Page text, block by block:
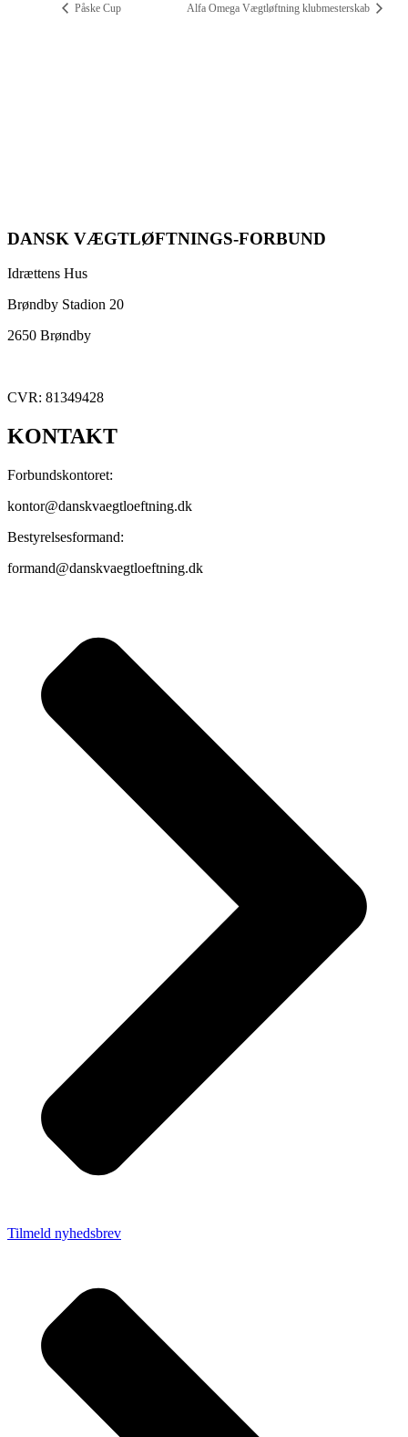
Påske Cup Alfa Omega Vægtløftning klubmesterskab
DANSK VÆGTLØFTNINGS-FORBUND
Idrættens Hus
Brøndby Stadion 20
2650 Brøndby
CVR: 81349428
KONTAKT
Forbundskontoret:
kontor@danskvaegtloeftning.dk
Bestyrelsesformand:
formand@danskvaegtloeftning.dk
Tilmeld nyhedsbrev